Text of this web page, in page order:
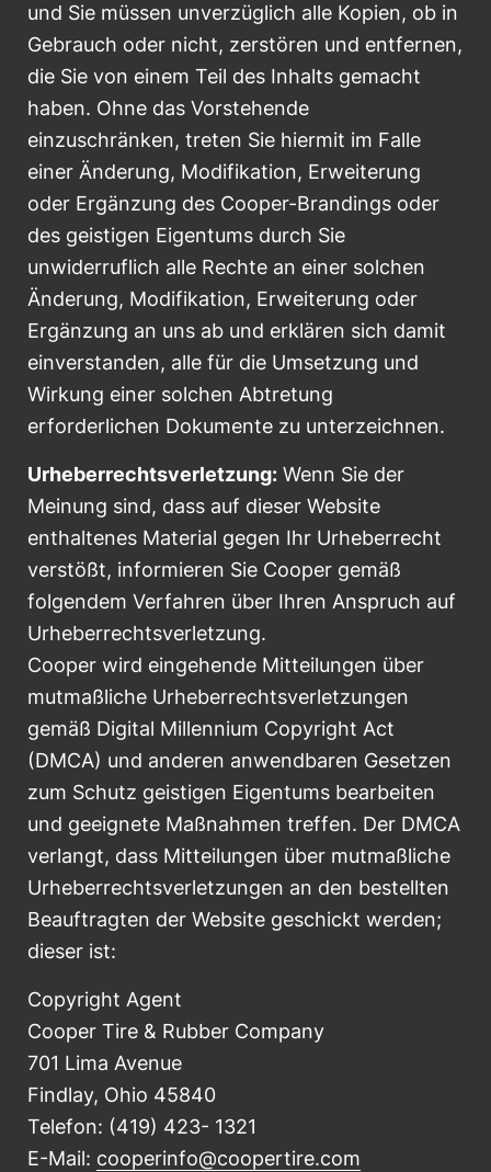
und Sie müssen unverzüglich alle Kopien, ob in
Gebrauch oder nicht, zerstören und entfernen,
die Sie von einem Teil des Inhalts gemacht
haben. Ohne das Vorstehende
einzuschränken, treten Sie hiermit im Falle
einer Änderung, Modifikation, Erweiterung
oder Ergänzung des Cooper-Brandings oder
des geistigen Eigentums durch Sie
unwiderruflich alle Rechte an einer solchen
Änderung, Modifikation, Erweiterung oder
Ergänzung an uns ab und erklären sich damit
einverstanden, alle für die Umsetzung und
Wirkung einer solchen Abtretung
erforderlichen Dokumente zu unterzeichnen.
Urheberrechtsverletzung: Wenn Sie der
Meinung sind, dass auf dieser Website
enthaltenes Material gegen Ihr Urheberrecht
verstößt, informieren Sie Cooper gemäß
folgendem Verfahren über Ihren Anspruch auf
Urheberrechtsverletzung.
Cooper wird eingehende Mitteilungen über
mutmaßliche Urheberrechtsverletzungen
gemäß Digital Millennium Copyright Act
(DMCA) und anderen anwendbaren Gesetzen
zum Schutz geistigen Eigentums bearbeiten
und geeignete Maßnahmen treffen. Der DMCA
verlangt, dass Mitteilungen über mutmaßliche
Urheberrechtsverletzungen an den bestellten
Beauftragten der Website geschickt werden;
dieser ist:
Copyright Agent
Cooper Tire & Rubber Company
701 Lima Avenue
Findlay, Ohio 45840
Telefon: (419) 423- 1321
E-Mail: cooperinfo@coopertire.com